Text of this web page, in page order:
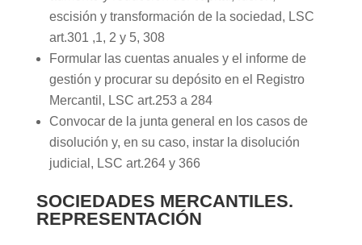
escisión y transformación de la sociedad, LSC
art.301 ,1, 2 y 5, 308
Formular las cuentas anuales y el informe de
gestión y procurar su depósito en el Registro
Mercantil, LSC art.253 a 284
Convocar de la junta general en los casos de
disolución y, en su caso, instar la disolución
judicial, LSC art.264 y 366
SOCIEDADES MERCANTILES.
REPRESENTACIÓN